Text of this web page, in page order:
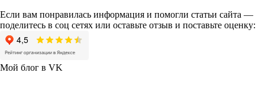
Если вам понравилась информация и помогли статьи сайта —
поделитесь в соц сетях или оставьте отзыв и поставьте оценку:
Мой блог в VK